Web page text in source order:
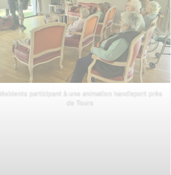
participant à une animation handisport près
de Tours